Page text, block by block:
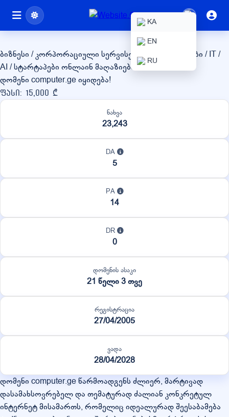
KA
EN
RU
computer.ge
ბიზნესი / კორპორაციული სერვისებიტექნოლოგიები / IT /
AI / სტარტაპები ონლაინ მაღაზიები / eCommerce
დომენი computer.ge იყიდება!
ფასი: 15,000 ₾
ნახვა
23,243
DA
5
PA
14
DR
0
დომენის ასაკი
21 წელი 3 თვე
რეგისტრაცია
27/04/2005
ვადა
28/04/2028
დომენი computer.ge წარმოადგენს ძლიერ, მარტივად
დასამახსოვრებელ და თემატურად ძალიან კონკრეტულ
ინტერნეტ მისამართს, რომელიც იდეალურად შეესაბამება